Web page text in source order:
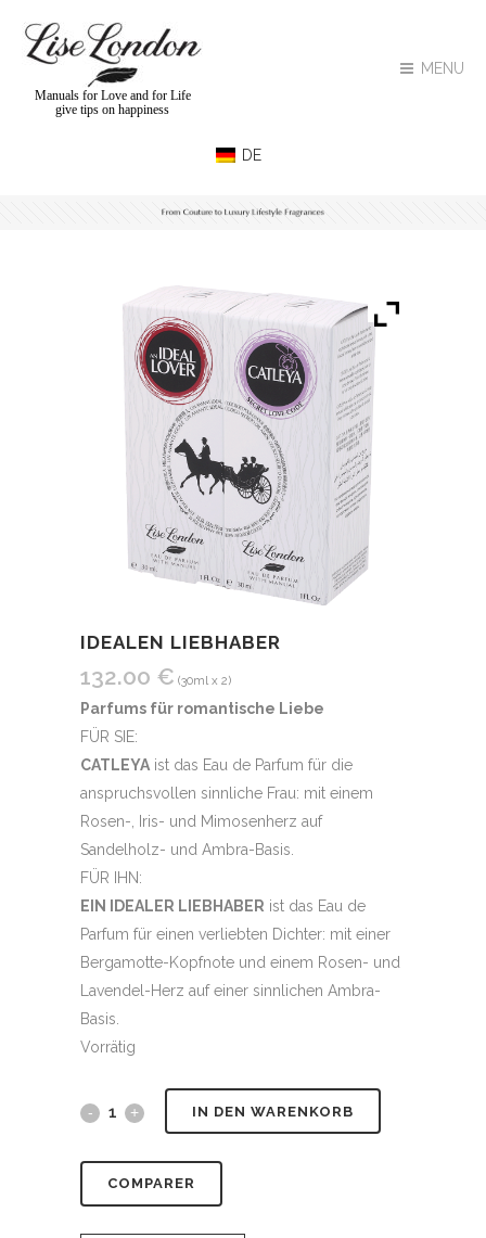
MENU
Manuals for Love and for Life
give tips on happiness
IDEALEN LIEBHABER
132.00 € (30ml x 2)
Parfums für romantische Liebe
FÜR SIE:
CATLEYA ist das Eau de Parfum für die
anspruchsvollen sinnliche Frau: mit einem
Rosen-, Iris- und Mimosenherz auf
Sandelholz- und Ambra-Basis.
FÜR IHN:
EIN IDEALER LIEBHABER ist das Eau de
Parfum für einen verliebten Dichter: mit einer
Bergamotte-Kopfnote und einem Rosen- und
Lavendel-Herz auf einer sinnlichen Ambra-
Basis.
Vorrätig
IN DEN WARENKORB
COMPARER